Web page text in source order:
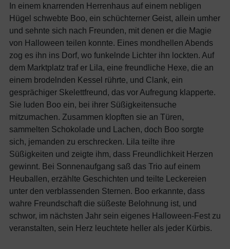
In einem knarrenden Herrenhaus auf einem nebligen
Hügel schwebte Boo, ein schüchterner Geist, allein umher
und sehnte sich nach Freunden, mit denen er die Magie
von Halloween teilen konnte. Eines mondhellen Abends
zog es ihn ins Dorf, wo funkelnde Lichter ihn lockten. Auf
dem Marktplatz traf er Lila, eine freundliche Hexe, die an
einem brodelnden Kessel rührte, und Clank, ein
gesprächiger Skelettfreund, das vor Aufregung klapperte.
Sie luden Boo ein, bei ihrer Süßigkeitensuche
mitzumachen. Zusammen klopften sie an Türen,
sammelten Schokolade und Lachen, doch Boo sorgte
sich, jemanden zu erschrecken. Lila teilte ihre
Süßigkeiten und zeigte ihm, dass Freundlichkeit Herzen
gewinnt. Bei Sonnenaufgang saß das Trio auf einem
Heuballen, erzählte Geschichten und teilte Leckereien
unter den verblassenden Sternen. Boo erkannte, dass
wahre Freundschaft die süßeste Belohnung ist, und
schwor, im nächsten Jahr sein eigenes Halloween-Fest zu
veranstalten, sein Herz leuchtete heller als jeder Kürbis.